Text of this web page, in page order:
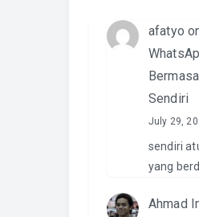
afatyo
Sendiri
July 29,
sendiri
yang
Ahmad